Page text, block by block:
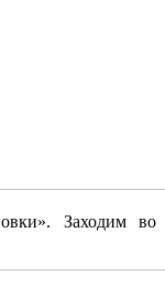
Заходим во